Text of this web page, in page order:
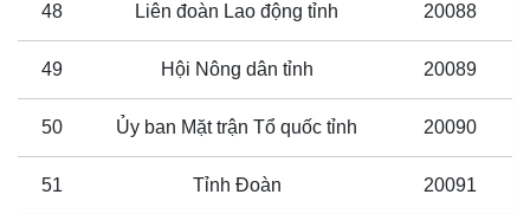
48 Liên đoàn Lao động tỉnh 20088
49 Hội Nông dân tỉnh 20089
50 Ủy ban Mặt trận Tổ quốc tỉnh 20090
51 Tỉnh Đoàn 20091